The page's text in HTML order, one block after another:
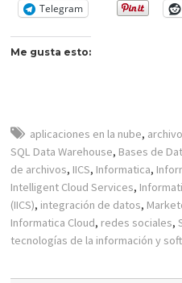
Telegram
Me gusta esto:
aplicaciones en la nube,
SQL Data Warehouse, Bases de
de archivos, IICS, Informatica,
Intelligent Cloud Services,
(IICS), integración de datos,
Informatica Cloud, redes sociales,
tecnologías de la información y